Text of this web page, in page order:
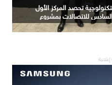
تحصد المركز الأول
للاتصالات بمشروع
لتطوير صناعة الكتان